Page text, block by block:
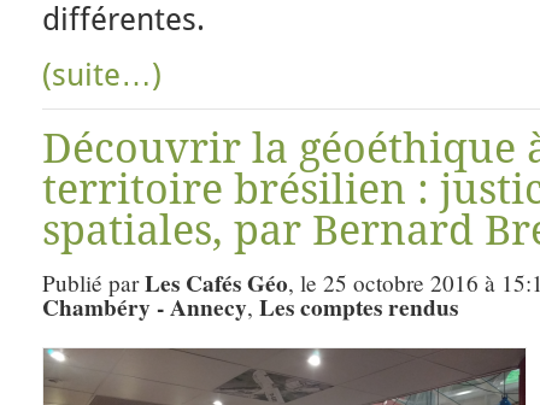
différentes.
(suite…)
Découvrir la géoéthique
territoire brésilien :
spatiales, par Bernard
Publié parLes Cafés Géo, le 25 octobre 2016 à
Chambéry - Annecy, Les comptes rendus